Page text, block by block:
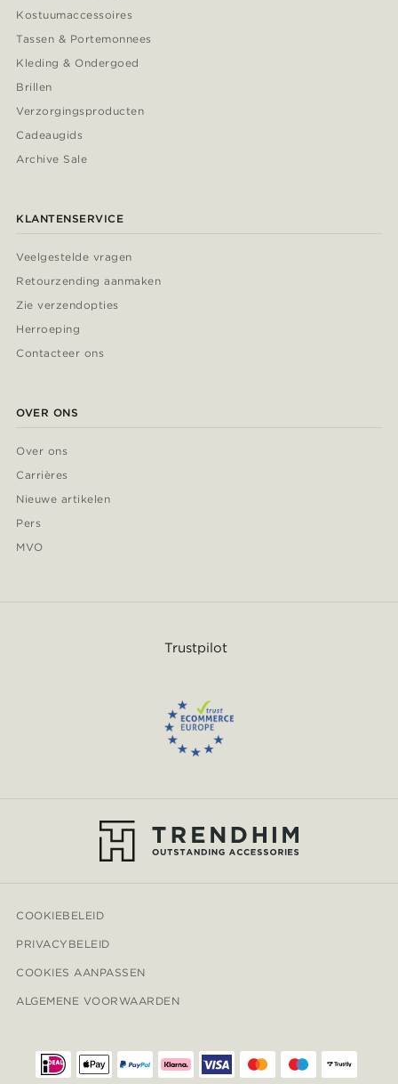
Kostuumaccessoires
Tassen & Portemonnees
Kleding & Ondergoed
Brillen
Verzorgingsproducten
Cadeaugids
Archive Sale
KLANTENSERVICE
Veelgestelde vragen
Retourzending aanmaken
Zie verzendopties
Herroeping
Contacteer ons
OVER ONS
Over ons
Carrières
Nieuwe artikelen
Pers
MVO
Trustpilot
COOKIEBELEID
PRIVACYBELEID
COOKIES AANPASSEN
ALGEMENE VOORWAARDEN